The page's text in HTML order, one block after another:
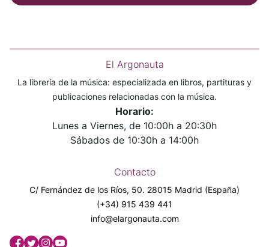
El Argonauta
La librería de la música: especializada en libros, partituras y
publicaciones relacionadas con la música.
Horario:
Lunes a Viernes, de 10:00h a 20:30h
Sábados de 10:30h a 14:00h
Contacto
C/ Fernández de los Ríos, 50. 28015 Madrid (España)
(+34) 915 439 441
info@elargonauta.com